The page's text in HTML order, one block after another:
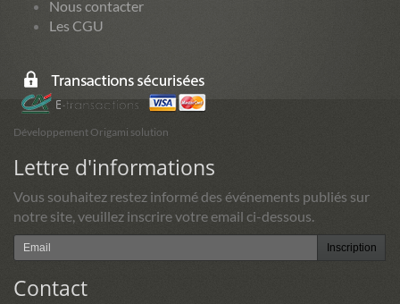
Nous contacter
Les CGU
Développement Origami solution
Lettre d'informations
Vous souhaitez restez informé des événements publiés sur
notre site, veuillez inscrire votre email ci-dessous.
Inscription
Contact